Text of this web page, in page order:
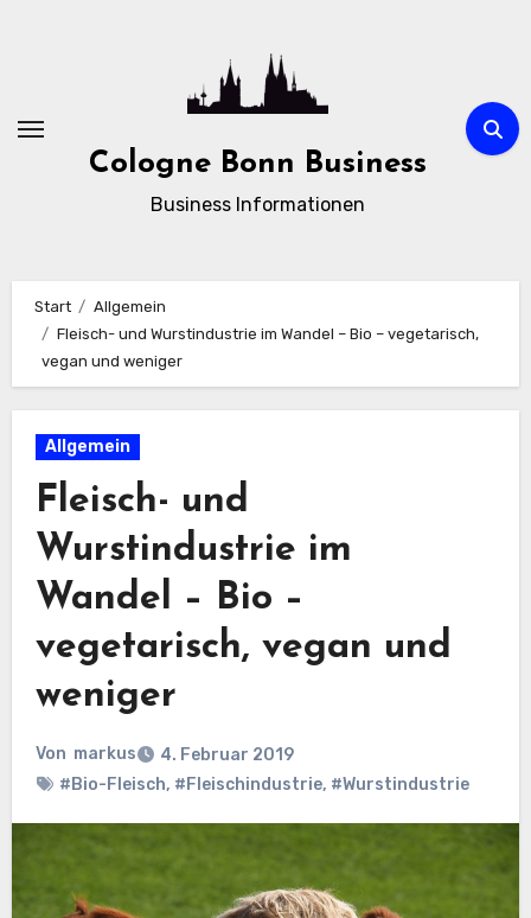
Cologne Bonn Business
Business Informationen
Start
Allgemein
Fleisch- und Wurstindustrie im Wandel – Bio – vegetarisch,
vegan und weniger
Allgemein
Fleisch- und
Wurstindustrie im
Wandel – Bio –
vegetarisch, vegan und
weniger
Von markus
4. Februar 2019
#Bio-Fleisch, #Fleischindustrie, #Wurstindustrie